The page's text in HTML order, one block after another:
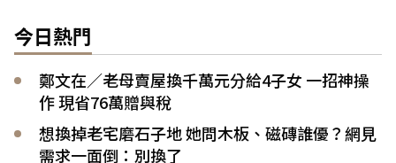
今日熱門
鄭文在／老母賣屋換千萬元分給4子女 一招神操
作 現省76萬贈與稅
想換掉老宅磨石子地 她問木板、磁磚誰優？網見
需求一面倒：別換了